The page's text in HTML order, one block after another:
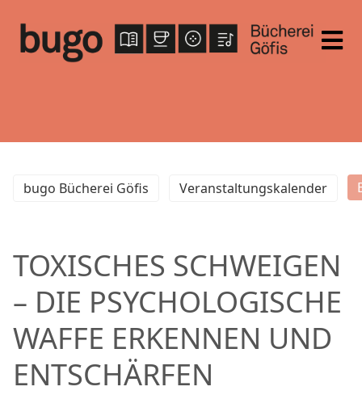
bugo Bücherei Göfis Veranstaltungskalender
TOXISCHES SCHWEIGEN
– DIE PSYCHOLOGISCHE
WAFFE ERKENNEN UND
ENTSCHÄRFEN